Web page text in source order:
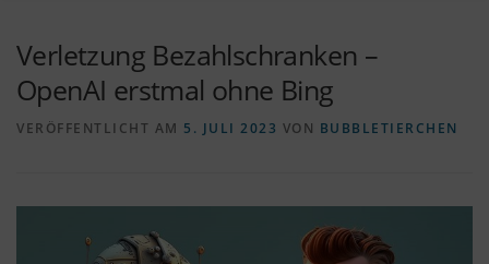
Verletzung Bezahlschranken –
OpenAI erstmal ohne Bing
VERÖFFENTLICHT AM 5. JULI 2023 VON BUBBLETIERCHEN